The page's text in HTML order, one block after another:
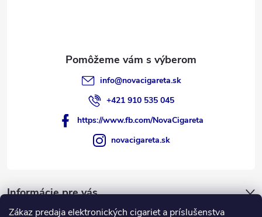
Zákaz predaja elektronických cigariet a príslušenstva
Informácie pre vás
info@novacigareta.sk
+421 910 535 045
https://www.fb.com/NovaCigareta
novacigareta.sk